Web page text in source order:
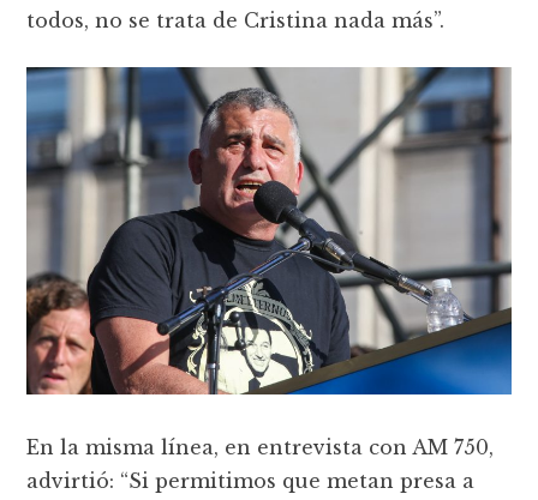
todos, no se trata de Cristina nada más”.
En la misma línea, en entrevista con AM 750,
advirtió: “Si permitimos que metan presa a